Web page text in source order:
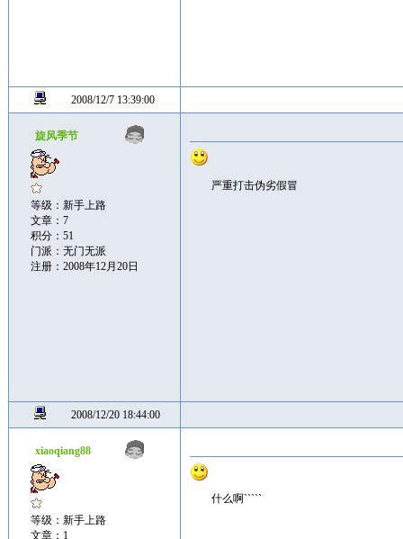
2008/12/7 13:39:00
旋风季节
等级：新手上路
文章：7
积分：51
门派：无门无派
注册：2008年12月20日
严重打击伪劣假冒
2008/12/20 18:44:00
xiaoqiang88
等级：新手上路
文章：1
什么啊`````